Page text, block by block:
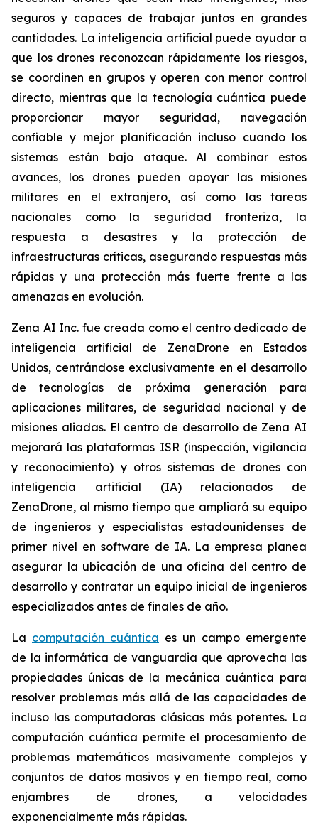
seguros y capaces de trabajar juntos en grandes
cantidades. La inteligencia artificial puede ayudar a
que los drones reconozcan rápidamente los riesgos,
se coordinen en grupos y operen con menor control
directo, mientras que la tecnología cuántica puede
proporcionar mayor seguridad, navegación
confiable y mejor planificación incluso cuando los
sistemas están bajo ataque. Al combinar estos
avances, los drones pueden apoyar las misiones
militares en el extranjero, así como las tareas
nacionales como la seguridad fronteriza, la
respuesta a desastres y la protección de
infraestructuras críticas, asegurando respuestas más
rápidas y una protección más fuerte frente a las
amenazas en evolución.
Zena AI Inc. fue creada como el centro dedicado de
inteligencia artificial de ZenaDrone en Estados
Unidos, centrándose exclusivamente en el desarrollo
de tecnologías de próxima generación para
aplicaciones militares, de seguridad nacional y de
misiones aliadas. El centro de desarrollo de Zena AI
mejorará las plataformas ISR (inspección, vigilancia
y reconocimiento) y otros sistemas de drones con
inteligencia artificial (IA) relacionados de
ZenaDrone, al mismo tiempo que ampliará su equipo
de ingenieros y especialistas estadounidenses de
primer nivel en software de IA. La empresa planea
asegurar la ubicación de una oficina del centro de
desarrollo y contratar un equipo inicial de ingenieros
especializados antes de finales de año.
La computación cuántica es un campo emergente
de la informática de vanguardia que aprovecha las
propiedades únicas de la mecánica cuántica para
resolver problemas más allá de las capacidades de
incluso las computadoras clásicas más potentes. La
computación cuántica permite el procesamiento de
problemas matemáticos masivamente complejos y
conjuntos de datos masivos y en tiempo real, como
enjambres de drones, a velocidades
exponencialmente más rápidas.